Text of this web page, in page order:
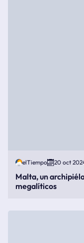
elTiempo 20 oct
Malta, un
megalíticos